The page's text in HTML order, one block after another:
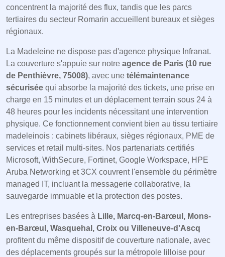
concentrent la majorité des flux, tandis que les parcs
tertiaires du secteur Romarin accueillent bureaux et sièges
régionaux.
La Madeleine ne dispose pas d'agence physique Infranat.
La couverture s'appuie sur notre agence de Paris (10 rue
de Penthièvre, 75008), avec une télémaintenance
sécurisée qui absorbe la majorité des tickets, une prise en
charge en 15 minutes et un déplacement terrain sous 24 à
48 heures pour les incidents nécessitant une intervention
physique. Ce fonctionnement convient bien au tissu tertiaire
madeleinois : cabinets libéraux, sièges régionaux, PME de
services et retail multi-sites. Nos partenariats certifiés
Microsoft, WithSecure, Fortinet, Google Workspace, HPE
Aruba Networking et 3CX couvrent l'ensemble du périmètre
managed IT, incluant la messagerie collaborative, la
sauvegarde immuable et la protection des postes.
Les entreprises basées à Lille, Marcq-en-Barœul, Mons-
en-Barœul, Wasquehal, Croix ou Villeneuve-d'Ascq
profitent du même dispositif de couverture nationale, avec
des déplacements groupés sur la métropole lilloise pour